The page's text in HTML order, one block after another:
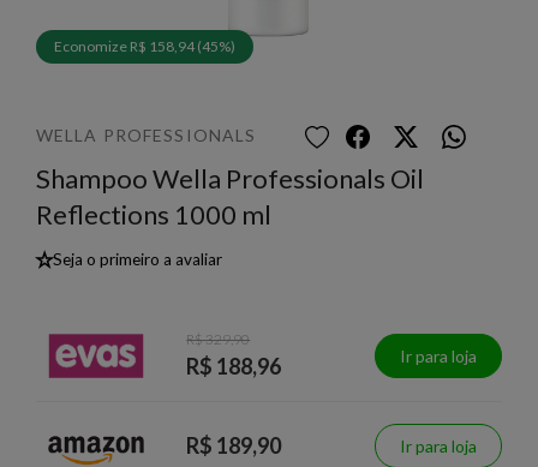
Economize R$ 158,94 (45%)
WELLA PROFESSIONALS
Shampoo Wella Professionals Oil
Reflections 1000 ml
★Seja o primeiro a avaliar
R$ 329,90
R$ 188,96 Ir para loja
R$ 189,90 Ir para loja